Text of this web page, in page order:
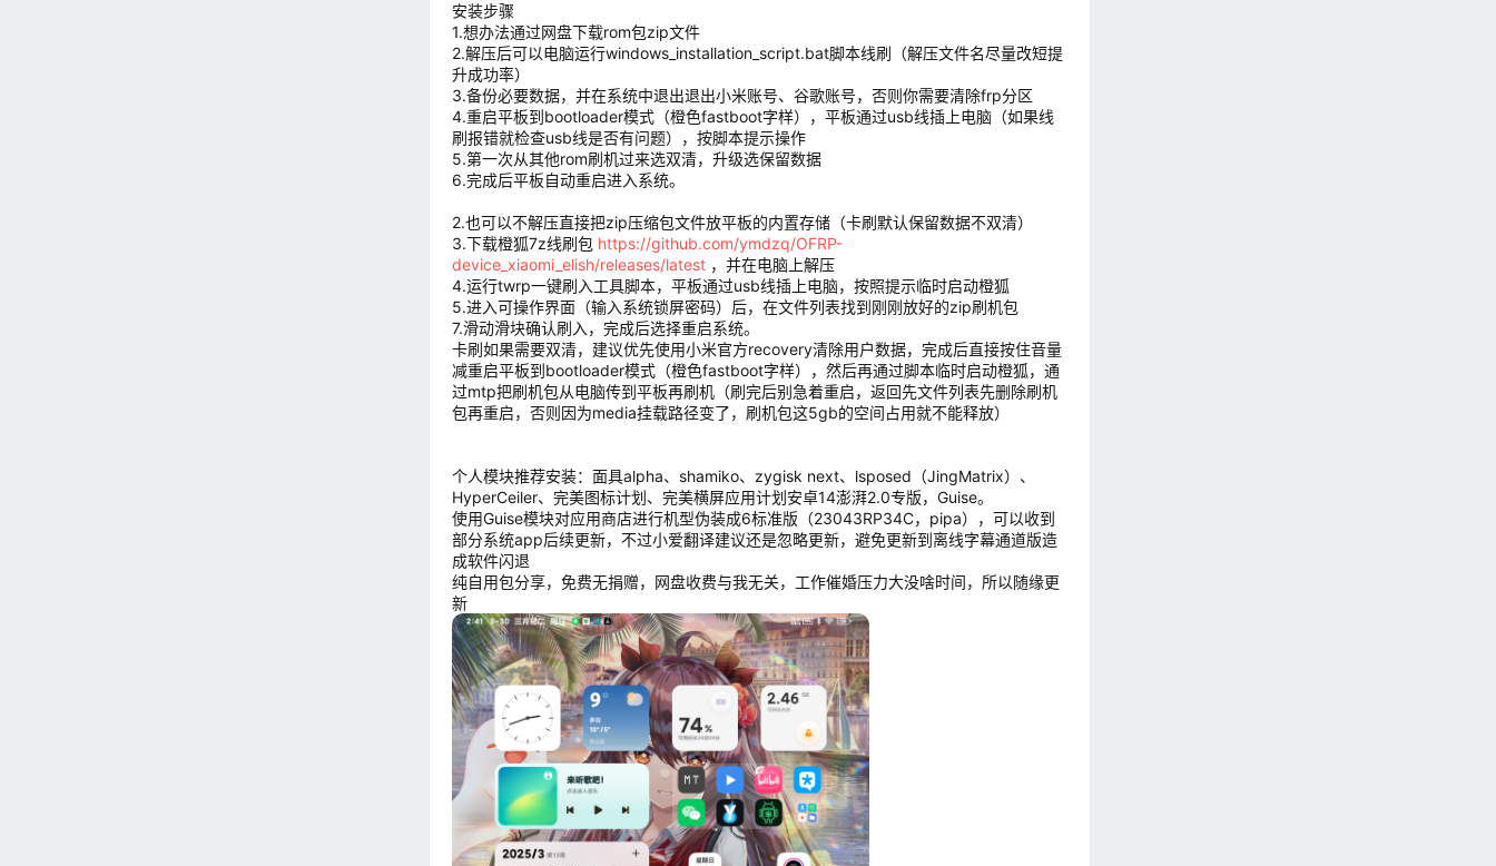
安装步骤
1.想办法通过网盘下载rom包zip文件
2.解压后可以电脑运行windows_installation_script.bat脚本线刷（解压文件名尽量改短提
升成功率）
3.备份必要数据，并在系统中退出退出小米账号、谷歌账号，否则你需要清除frp分区
4.重启平板到bootloader模式（橙色fastboot字样），平板通过usb线插上电脑（如果线
刷报错就检查usb线是否有问题），按脚本提示操作
5.第一次从其他rom刷机过来选双清，升级选保留数据
6.完成后平板自动重启进入系统。
2.也可以不解压直接把zip压缩包文件放平板的内置存储（卡刷默认保留数据不双清）
3.下载橙狐7z线刷包 https://github.com/ymdzq/OFRP-
device_xiaomi_elish/releases/latest，并在电脑上解压
4.运行twrp一键刷入工具脚本，平板通过usb线插上电脑，按照提示临时启动橙狐
5.进入可操作界面（输入系统锁屏密码）后，在文件列表找到刚刚放好的zip刷机包
7.滑动滑块确认刷入，完成后选择重启系统。
卡刷如果需要双清，建议优先使用小米官方recovery清除用户数据，完成后直接按住音量
减重启平板到bootloader模式（橙色fastboot字样），然后再通过脚本临时启动橙狐，通
过mtp把刷机包从电脑传到平板再刷机（刷完后别急着重启，返回先文件列表先删除刷机
包再重启，否则因为media挂载路径变了，刷机包这5gb的空间占用就不能释放）
个人模块推荐安装：面具alpha、shamiko、zygisk next、lsposed（JingMatrix）、
HyperCeiler、完美图标计划、完美横屏应用计划安卓14澎湃2.0专版，Guise。
使用Guise模块对应用商店进行机型伪装成6标准版（23043RP34C，pipa），可以收到
部分系统app后续更新，不过小爱翻译建议还是忽略更新，避免更新到离线字幕通道版造
成软件闪退
纯自用包分享，免费无捐赠，网盘收费与我无关，工作催婚压力大没啥时间，所以随缘更
新